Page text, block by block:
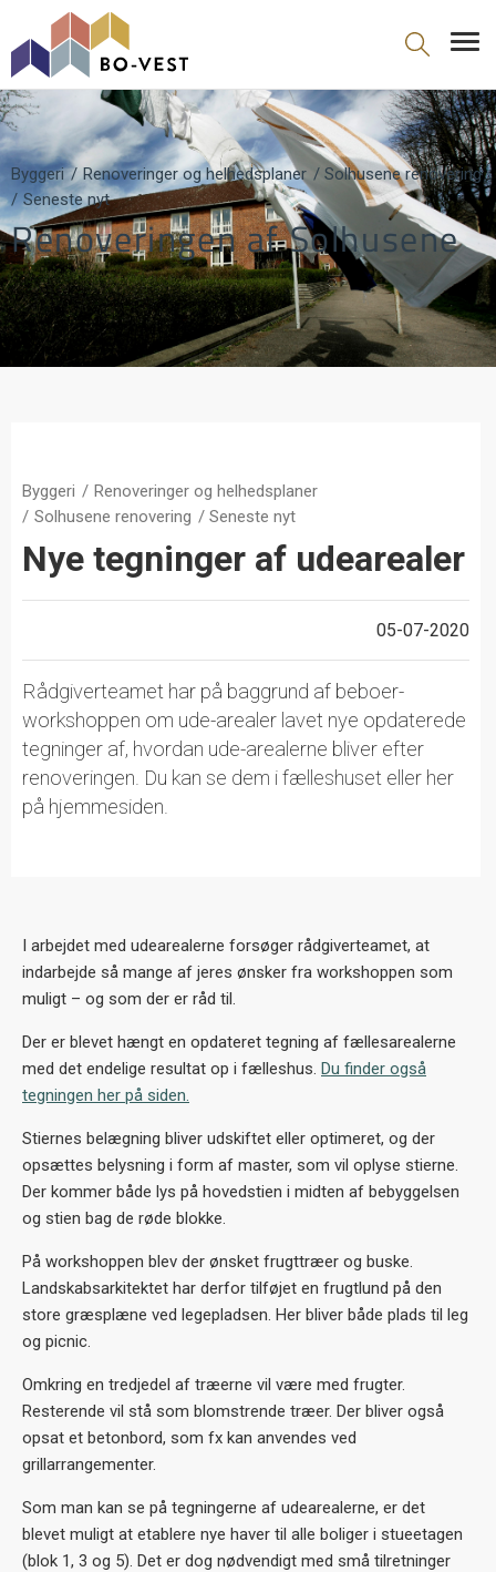
gå til indhold
Byggeri Renoveringer og helhedsplaner
Solhusene renovering
Seneste nyt
Renoveringen af Solhusene
Byggeri
Renoveringer og helhedsplaner
Solhusene renovering
Seneste nyt
Nye tegninger af udearealer
05-07-2020
Rådgiverteamet har på baggrund af beboer-
workshoppen om ude-arealer lavet nye opdaterede
tegninger af, hvordan ude-arealerne bliver efter
renoveringen. Du kan se dem i fælleshuset eller her
på hjemmesiden.
I arbejdet med udearealerne forsøger rådgiverteamet, at
indarbejde så mange af jeres ønsker fra workshoppen som
muligt – og som der er råd til.
Der er blevet hængt en opdateret tegning af fællesarealerne
med det endelige resultat op i fælleshus. Du finder også
tegningen her på siden.
Stiernes belægning bliver udskiftet eller optimeret, og der
opsættes belysning i form af master, som vil oplyse stierne.
Der kommer både lys på hovedstien i midten af bebyggelsen
og stien bag de røde blokke.
På workshoppen blev der ønsket frugttræer og buske.
Landskabsarkitektet har derfor tilføjet en frugtlund på den
store græsplæne ved legepladsen. Her bliver både plads til leg
og picnic.
Omkring en tredjedel af træerne vil være med frugter.
Resterende vil stå som blomstrende træer. Der bliver også
opsat et betonbord, som fx kan anvendes ved
grillarrangementer.
Som man kan se på tegningerne af udearealerne, er det
blevet muligt at etablere nye haver til alle boliger i stueetagen
(blok 1, 3 og 5). Det er dog nødvendigt med små tilretninger